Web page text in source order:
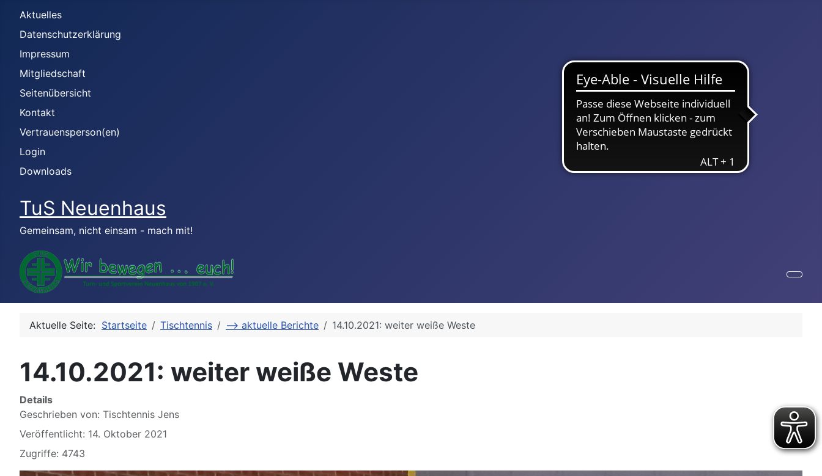
Aktuelles
Datenschutzerklärung
Impressum
Mitgliedschaft
Seitenübersicht
Kontakt
Vertrauensperson(en)
Login
Downloads
TuS Neuenhaus
Gemeinsam, nicht einsam - mach mit!
Aktuelle Seite: Startseite Tischtennis --> aktuelle Berichte 14.10.2021: weiter weiße Weste
14.10.2021: weiter weiße Weste
Details
Geschrieben von: Tischtennis Jens
Veröffentlicht: 14. Oktober 2021
Zugriffe: 4743